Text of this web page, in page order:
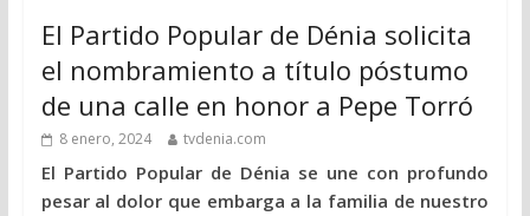
El Partido Popular de Dénia solicita
el nombramiento a título póstumo
de una calle en honor a Pepe Torró
8 enero, 2024 tvdenia.com
El Partido Popular de Dénia se une con profundo
pesar al dolor que embarga a la familia de nuestro